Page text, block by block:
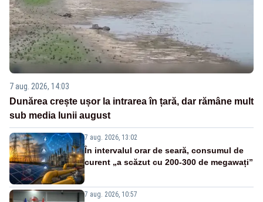
7 aug. 2026, 14:03
Dunărea crește ușor la intrarea în țară, dar rămâne mult
sub media lunii august
7 aug. 2026, 13:02
În intervalul orar de seară, consumul de
curent „a scăzut cu 200-300 de megawați”
7 aug. 2026, 10:57